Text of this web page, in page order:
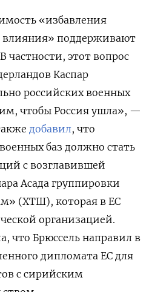
«избавления
влияния» поддерживают
этот вопрос
Каспар
российских военных
чтобы Россия ушла», —
добавил, что
баз должно стать
с возглавившей
Асада группировки
(ХТШ), которая в ЕС
организацией.
что Брюссель направил в
дипломата ЕС для
с сирийским